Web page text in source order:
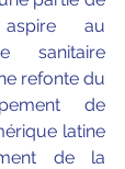
au
sanitaire
refonte du
de
latine
de la